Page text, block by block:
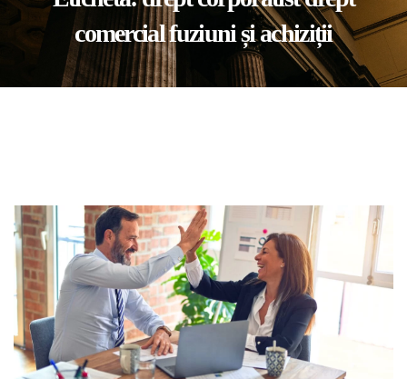
comercial fuziuni și achiziții